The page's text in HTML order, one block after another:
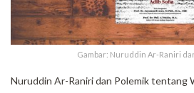
Gambar: Nuruddin Ar-Raniri
Nuruddin Ar-Raniri dan Polemik tentang